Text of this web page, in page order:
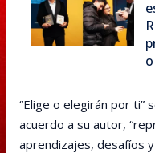
“Elige o elegirán por ti”
acuerdo a su autor,
aprendizajes, desafíos